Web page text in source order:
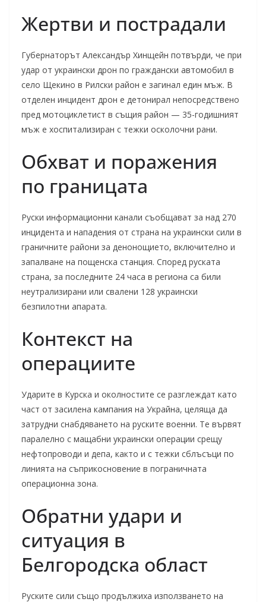
Жертви и пострадали
Губернаторът Александър Хинщейн потвърди, че при
удар от украински дрон по граждански автомобил в
село Щекино в Рилски район е загинал един мъж. В
отделен инцидент дрон е детонирал непосредствено
пред мотоциклетист в същия район — 35-годишният
мъж е хоспитализиран с тежки осколочни рани.
Обхват и поражения
по границата
Руски информационни канали съобщават за над 270
инцидента и нападения от страна на украински сили в
граничните райони за денонощието, включително и
запалване на пощенска станция. Според руската
страна, за последните 24 часа в региона са били
неутрализирани или свалени 128 украински
безпилотни апарата.
Контекст на
операциите
Ударите в Курска и околностите се разглеждат като
част от засилена кампания на Украйна, целяща да
затрудни снабдяването на руските военни. Те вървят
паралелно с мащабни украински операции срещу
нефтопроводи и депа, както и с тежки сблъсъци по
линията на съприкосновение в пограничната
операционна зона.
Обратни удари и
ситуация в
Белгородска област
Руските сили също продължиха използването на